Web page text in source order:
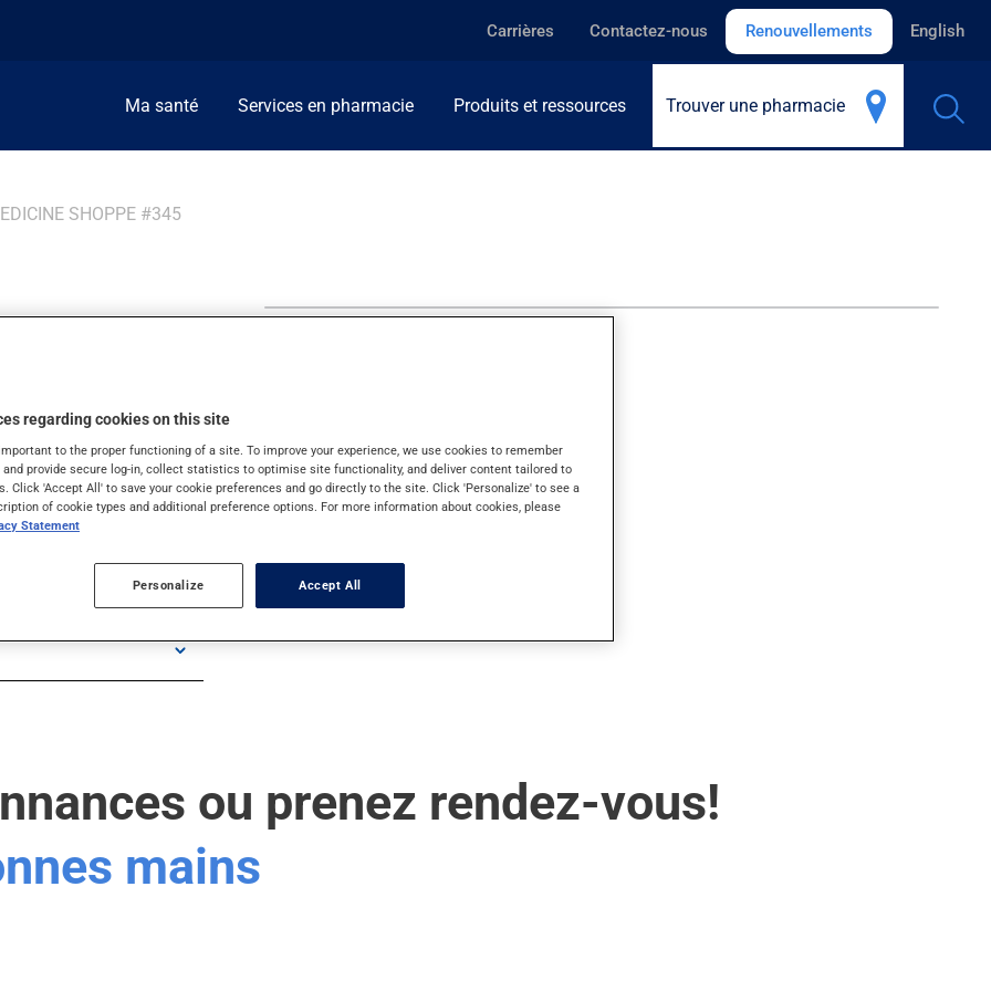
Carrières Contactez-nous Renouvellements English
Ma santé Services en pharmacie Produits et ressources Trouver une pharmacie
SHOPPE #345
ou prenez rendez-vous!
mains
regarding cookies on this site
to the proper functioning of a site. To improve your experience, we use cookies to remember
provide secure log-in, collect statistics to optimise site functionality, and deliver content tailored to
Click 'Accept All' to save your cookie preferences and go directly to the site. Click 'Personalize' to see a
of cookie types and additional preference options. For more information about cookies, please
Statement
Personalize Accept All